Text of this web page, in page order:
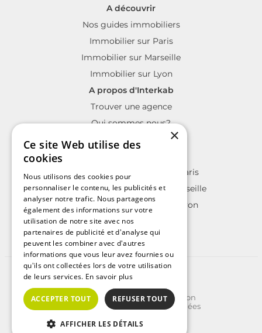
A découvrir
Nos guides immobiliers
Immobilier sur Paris
Immobilier sur Marseille
Immobilier sur Lyon
A propos d'Interkab
Trouver une agence
Qui sommes nous?
La charte Interkab
Annonces immobilières sur Paris
Annonces immobilières sur Marseille
Annonces immobilières sur Lyon
©2025 | Tous droits réservés
Plan du site
Conditions Générales d'Utilisation
Politique de protection des données
Crédits
×
Ce site Web utilise des
cookies
Nous utilisons des cookies pour
personnaliser le contenu, les publicités et
analyser notre trafic. Nous partageons
également des informations sur votre
utilisation de notre site avec nos
partenaires de publicité et d'analyse qui
peuvent les combiner avec d'autres
informations que vous leur avez fournies ou
qu'ils ont collectées lors de votre utilisation
de leurs services. En savoir plus
ACCEPTER TOUT REFUSER TOUT
AFFICHER LES DÉTAILS